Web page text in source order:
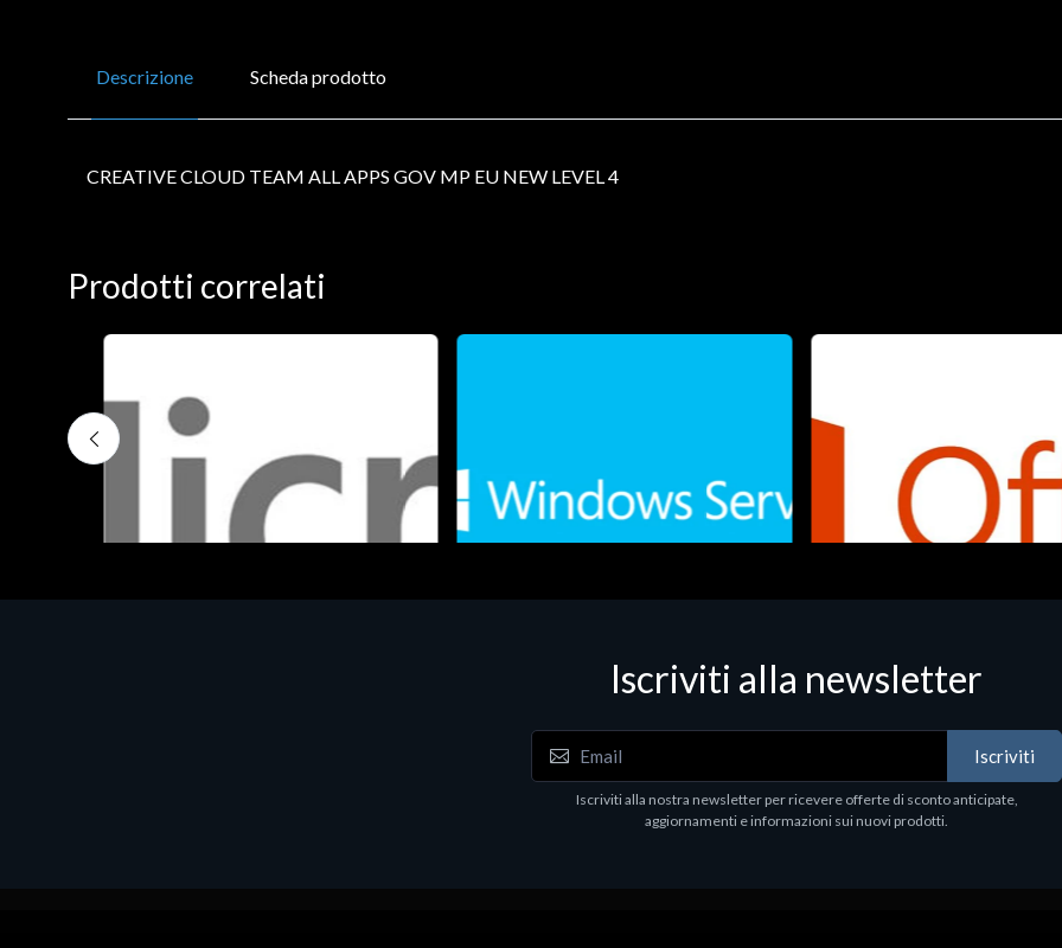
Descrizione Scheda prodotto
CREATIVE CLOUD TEAM ALL APPS GOV MP EU NEW LEVEL 4
Prodotti correlati
Software - Office Productivity Software - Office Productivity
Iscriviti alla newsletter
Iscriviti
Iscriviti alla nostra newsletter per ricevere offerte di sconto anticipate,
aggiornamenti e informazioni sui nuovi prodotti.